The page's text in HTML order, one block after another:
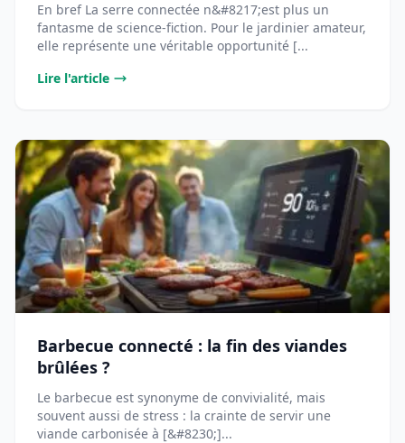
En bref La serre connectée n&#8217;est plus un
fantasme de science-fiction. Pour le jardinier amateur,
elle représente une véritable opportunité [...
Lire l'article
Barbecue connecté : la fin des viandes
brûlées ?
Le barbecue est synonyme de convivialité, mais
souvent aussi de stress : la crainte de servir une
viande carbonisée à [&#8230;]...